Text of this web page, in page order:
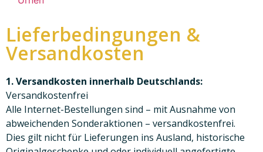
Lieferbedingungen &
Versandkosten
1. Versandkosten innerhalb Deutschlands:
Versandkostenfrei
Alle Internet-Bestellungen sind – mit Ausnahme von
abweichenden Sonderaktionen – versandkostenfrei.
Dies gilt nicht für Lieferungen ins Ausland, historische